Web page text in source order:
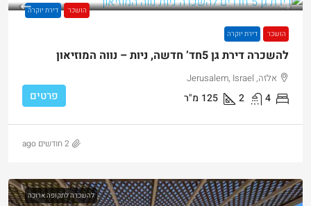
הושכר דירת יוקרה
הושכר דירת יוקרה
להשכרה דירת גן 5חד’ חדשה, ניות – נווה המוזיאון
אלזה, Jerusalem, Israel
4
2
125 מ"ר פרטים
2 חודשים ago
להשכרה לתקופה ארוכה